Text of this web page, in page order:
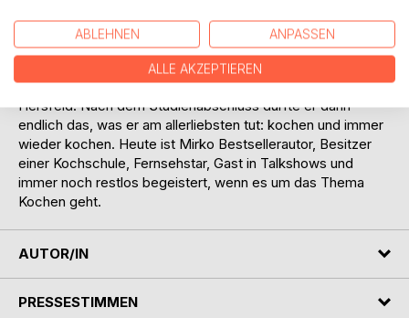
während seines Wirtschaftsstudiums blieb Reeh seiner
Leidenschaft treu, besuchte die großen Köche wie Bocuse
und Ducasse, lernte begierig von ihnen und unterstützte die
Mannschaft des Romantikhotels „Zum Stern“ in Bad
Hersfeld. Nach dem Studienabschluss durfte er dann
endlich das, was er am allerliebsten tut: kochen und immer
wieder kochen. Heute ist Mirko Bestsellerautor, Besitzer
einer Kochschule, Fernsehstar, Gast in Talkshows und
immer noch restlos begeistert, wenn es um das Thema
Kochen geht.
AUTOR/IN
PRESSESTIMMEN
ABLEHNEN ANPASSEN
ALLE AKZEPTIEREN